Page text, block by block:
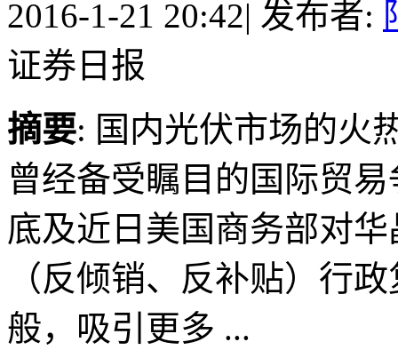
2016-1-21 20:42| 发布者:
证券日报
摘要: 国内光伏市场的火
曾经备受瞩目的国际贸
底及近日美国商务部对
（反倾销、反补贴）行
般，吸引更多 ...